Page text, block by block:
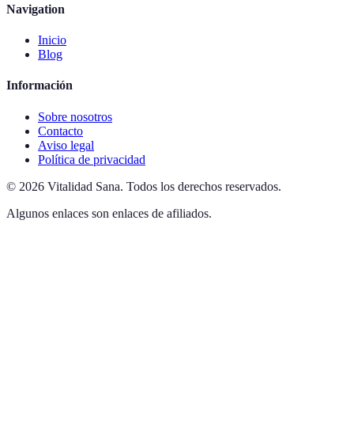
Navigation
Inicio
Blog
Información
Sobre nosotros
Contacto
Aviso legal
Política de privacidad
© 2026 Vitalidad Sana. Todos los derechos reservados.
Algunos enlaces son enlaces de afiliados.